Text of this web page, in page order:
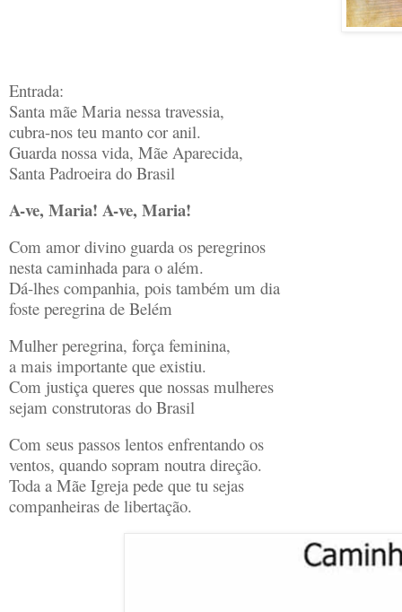
Entrada:
Santa mãe Maria nessa travessia,
cubra-nos teu manto cor anil.
Guarda nossa vida, Mãe Aparecida,
Santa Padroeira do Brasil
A-ve, Maria! A-ve, Maria!
Com amor divino guarda os peregrinos
nesta caminhada para o além.
Dá-lhes companhia, pois também um dia
foste peregrina de Belém
Mulher peregrina, força feminina,
a mais importante que existiu.
Com justiça queres que nossas mulheres
sejam construtoras do Brasil
Com seus passos lentos enfrentando os
ventos, quando sopram noutra direção.
Toda a Mãe Igreja pede que tu sejas
companheiras de libertação.